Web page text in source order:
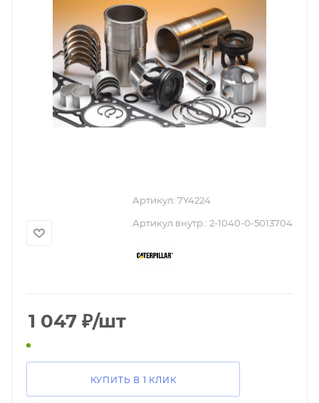
Артикул: 7Y4224
Артикул внутр.: 2-1040-0-5013704
1 047 ₽/шт
КУПИТЬ В 1 КЛИК